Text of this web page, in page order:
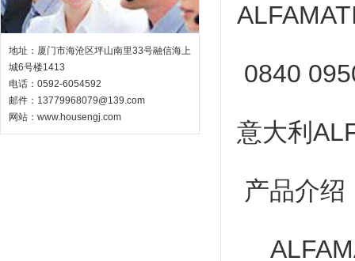
地址：厦门市海沧区坪山南里33号融信海上
城6号楼1413
电话：0592-6054592
邮件：13779968079@139.com
网站： www.housengj.com
0840
意大利
产品介绍